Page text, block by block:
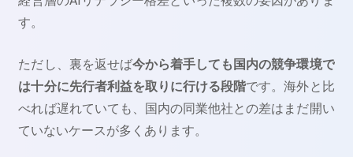
す。
ただし、裏を返せば今から着手しても国内の競争環境で
は十分に先行者利益を取りに行ける段階です。海外と比
べれば遅れていても、国内の同業他社との差はまだ開い
ていないケースが多くあります。